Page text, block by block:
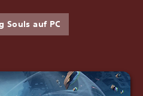
Souls auf PC